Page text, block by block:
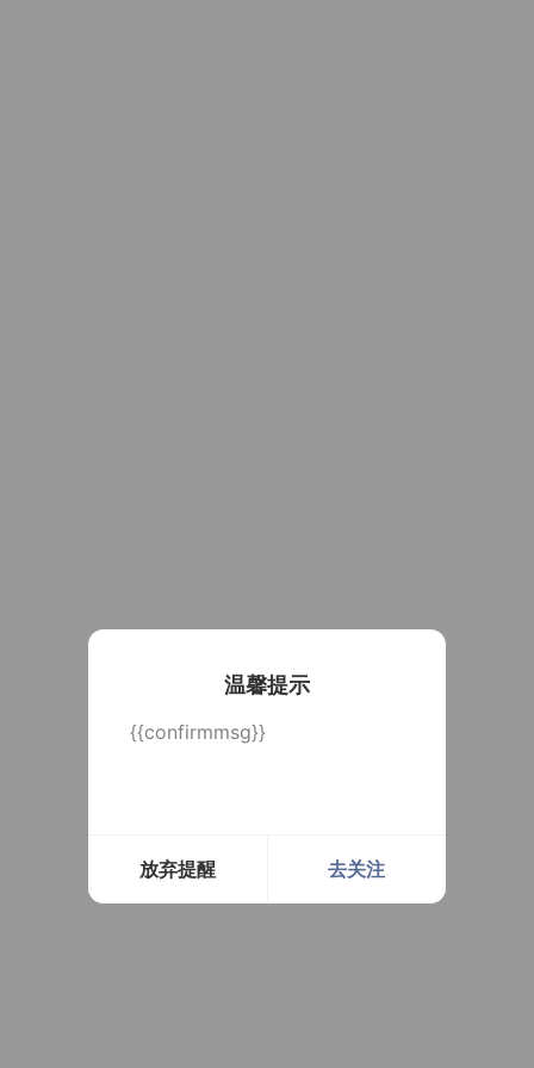
温馨提示
{{confirmmsg}}
放弃提醒 去关注